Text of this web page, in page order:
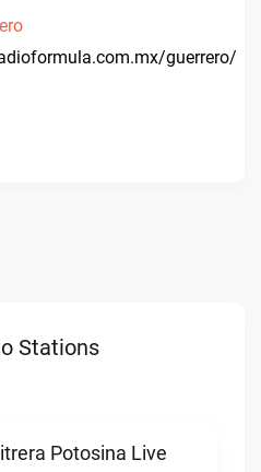
guerrero/
Stations
Potosina Live